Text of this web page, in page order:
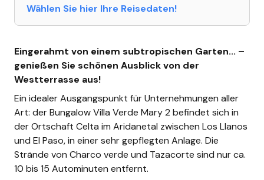
Wählen Sie hier Ihre Reisedaten!
Eingerahmt von einem subtropischen Garten... –
genießen Sie schönen Ausblick von der
Westterrasse aus!
Ein idealer Ausgangspunkt für Unternehmungen aller
Art: der Bungalow Villa Verde Mary 2 befindet sich in
der Ortschaft Celta im Aridanetal zwischen Los Llanos
und El Paso, in einer sehr gepflegten Anlage. Die
Strände von Charco verde und Tazacorte sind nur ca.
10 bis 15 Autominuten entfernt.